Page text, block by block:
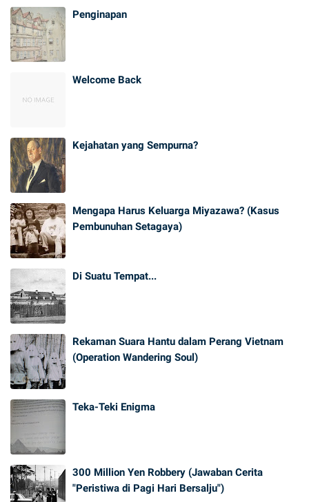
Penginapan
Welcome Back
Kejahatan yang Sempurna?
Mengapa Harus Keluarga Miyazawa? (Kasus
Pembunuhan Setagaya)
Di Suatu Tempat...
Rekaman Suara Hantu dalam Perang Vietnam
(Operation Wandering Soul)
Teka-Teki Enigma
300 Million Yen Robbery (Jawaban Cerita
"Peristiwa di Pagi Hari Bersalju")